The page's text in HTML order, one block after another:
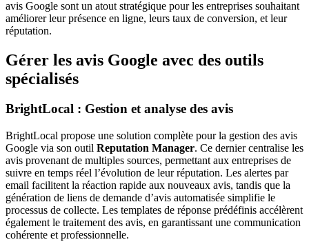
avis Google sont un atout stratégique pour les entreprises souhaitant
améliorer leur présence en ligne, leurs taux de conversion, et leur
réputation.
Gérer les avis Google avec des outils
spécialisés
BrightLocal : Gestion et analyse des avis
BrightLocal propose une solution complète pour la gestion des avis
Google via son outil Reputation Manager. Ce dernier centralise les
avis provenant de multiples sources, permettant aux entreprises de
suivre en temps réel l’évolution de leur réputation. Les alertes par
email facilitent la réaction rapide aux nouveaux avis, tandis que la
génération de liens de demande d’avis automatisée simplifie le
processus de collecte. Les templates de réponse prédéfinis accélèrent
également le traitement des avis, en garantissant une communication
cohérente et professionnelle.